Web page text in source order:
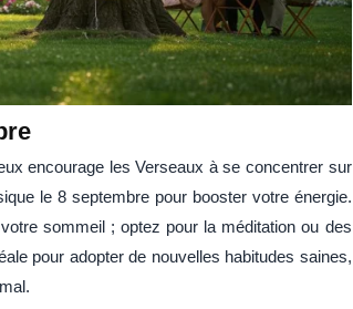
encourage les Verseaux à se concentrer sur
le 8 septembre pour booster votre énergie.
sommeil ; optez pour la méditation ou des
pour adopter de nouvelles habitudes saines,